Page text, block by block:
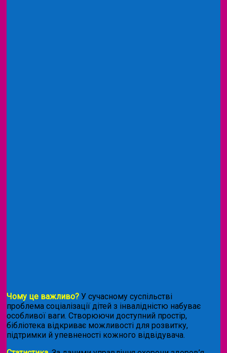
Чому це важливо? У сучасному суспільстві
проблема соціалізації дітей з інвалідністю набуває
особливої ваги. Створюючи доступний простір,
бібліотека відкриває можливості для розвитку,
підтримки й упевненості кожного відвідувача.